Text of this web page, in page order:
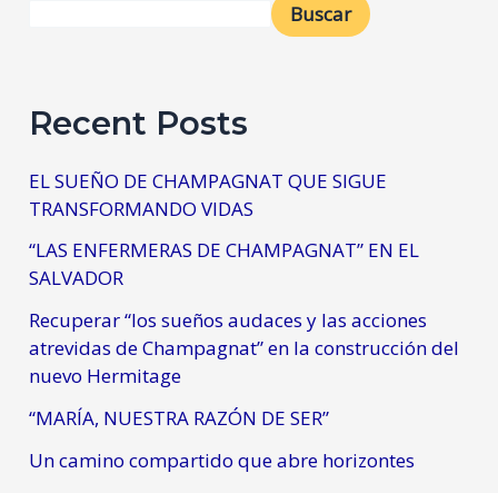
Buscar
Recent Posts
EL SUEÑO DE CHAMPAGNAT QUE SIGUE
TRANSFORMANDO VIDAS
“LAS ENFERMERAS DE CHAMPAGNAT” EN EL
SALVADOR
Recuperar “los sueños audaces y las acciones
atrevidas de Champagnat” en la construcción del
nuevo Hermitage
“MARÍA, NUESTRA RAZÓN DE SER”
Un camino compartido que abre horizontes